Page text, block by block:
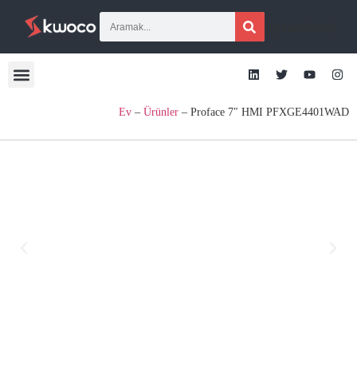
Ev – Ürünler – Proface 7″ HMI PFXGE4401WAD